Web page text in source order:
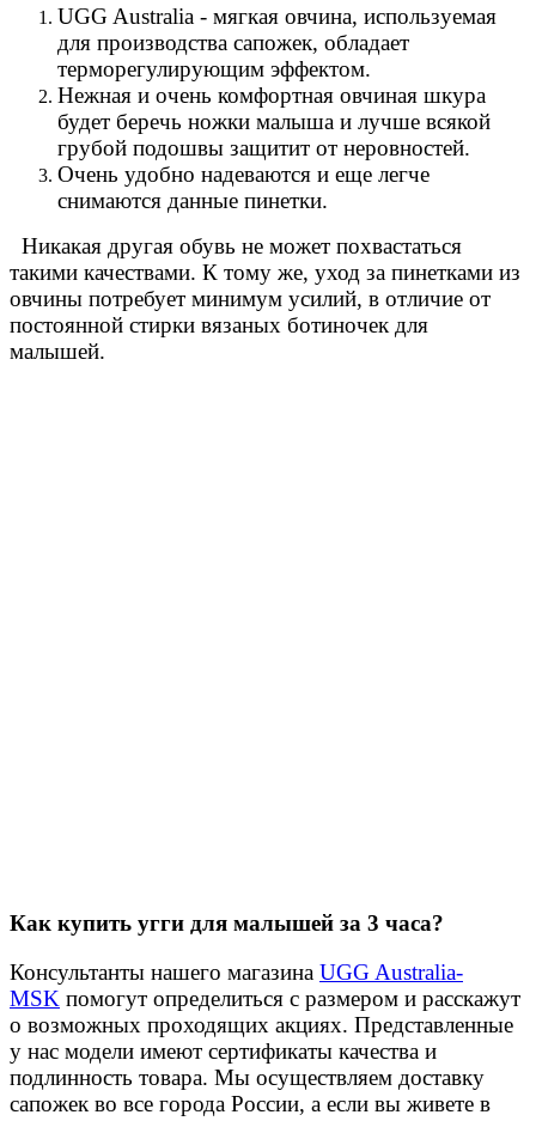
UGG Australia - мягкая овчина, используемая
для производства сапожек, обладает
терморегулирующим эффектом.
Нежная и очень комфортная овчиная шкура
будет беречь ножки малыша и лучше всякой
грубой подошвы защитит от неровностей.
Очень удобно надеваются и еще легче
снимаются данные пинетки.
Никакая другая обувь не может похвастаться
такими качествами. К тому же, уход за пинетками из
овчины потребует минимум усилий, в отличие от
постоянной стирки вязаных ботиночек для
малышей.
Как купить угги для малышей за 3 часа?
Консультанты нашего магазина UGG Australia-
MSK помогут определиться с размером и расскажут
о возможных проходящих акциях. Представленные
у нас модели имеют сертификаты качества и
подлинность товара. Мы осуществляем доставку
сапожек во все города России, а если вы живете в